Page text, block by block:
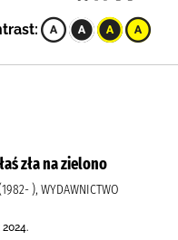
zła na zielono
), WYDAWNICTWO